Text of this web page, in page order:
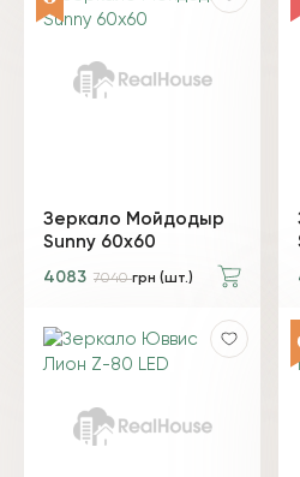
Зеркало Мойдодыр
Sunny 60x60
4083 7040грн (шт.)